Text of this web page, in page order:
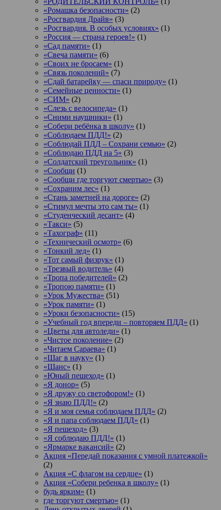
«Ромашка безопасности» (2)
«Росгвардия Драйв» (3)
«Росгвардия. В особых условиях» (1)
«Россия — страна героев!» (1)
«Сад памяти» (1)
«Свеча памяти» (6)
«Своих не бросаем» (1)
«Связь поколений» (7)
«Сдай батарейку — спаси природу» (1)
«Семейные ценности» (1)
«СИМ» (2)
«Слезь с велосипеда» (1)
«Сними наушники» (1)
«Собери ребёнка в школу» (1)
«Соблюдаем ПДД!» (2)
«Соблюдай ПДД – Сохрани семью» (2)
«Соблюдаю ПДД на 5» (3)
«Солдатский треугольник» (1)
«Сообщи (1)
«Сообщи где торгуют смертью» (3)
«Сохраним лес» (1)
«Стань заметней на дороге» (2)
«Стимул мечты это сам ты» (1)
«Студенческий десант» (4)
«Такси» (5)
«Тахограф» (11)
«Технический осмотр» (6)
«Тонкий лед» (1)
«Тот самый физрук» (1)
«Трезвый водитель» (4)
«Тропа победителей» (2)
«Тропою памяти» (1)
«Урок Мужества» (51)
«Урок памяти» (1)
«Уроки безопасности» (15)
«Учебный год впереди – повторяем ПДД» (1)
«Цветы для автоледи» (1)
«Чистое поколение» (2)
«Читаем Сараева» (1)
«Шаг в науку» (1)
«Шанс» (1)
«Юный пешеход» (1)
«Я донор» (5)
«Я дружу со светофором!» (1)
«Я знаю ПДД!» (2)
«Я и моя семья соблюдаем ПДД» (2)
«Я и папа соблюдаем ПДД» (1)
«Я пешеход» (3)
«Я соблюдаю ПДД!» (1)
«Ярмарке вакансий» (2)
Акция «Передай показания с умной платежкой»
(2)
Акция «С флагом на сердце» (1)
Акция «Собери ребенка в школу» (1)
будь ярким» (1)
где торгуют смертью» (1)